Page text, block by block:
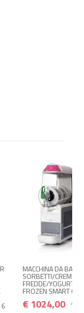
DA BANCO PER
CREME
E GRANITE B-
6/1 BRAS
1126,40